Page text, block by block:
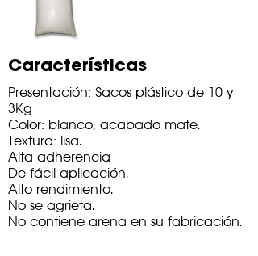
Presentación: Sacos plástico de 10 y
3Kg
Color: blanco, acabado mate.
Textura: lisa.
Alta adherencia
De fácil aplicación.
Alto rendimiento.
No se agrieta.
No contiene arena en su fabricación.
Características